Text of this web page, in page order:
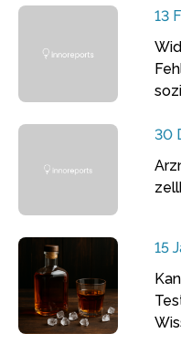
13
30
15